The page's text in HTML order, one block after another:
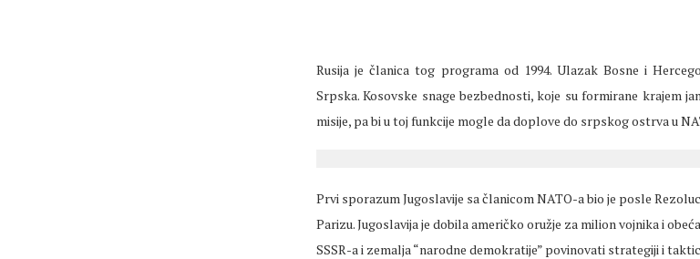
Rusija je članica tog programa od 1994. Ulazak Bosne i
Srpska. Kosovske snage bezbednosti, koje su formirane krajem
misije, pa bi u toj funkcije mogle da doplove do srpskog ostrva u
Prvi sporazum Jugoslavije sa članicom NATO-a bio je posle
Parizu. Jugoslavija je dobila američko oružje za milion vojnika i
SSSR-a i zemalja “narodne demokratije” povinovati strategiji i